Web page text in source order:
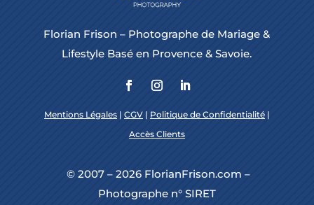
Florian Frison – Photographe de Mariage &
Lifestyle Basé en Provence & Savoie.
Mentions Légales| CGV| Politique de Confidentialité|
Accès Clients
© 2007 – 2026 FlorianFrison.com –
Photographe n° SIRET